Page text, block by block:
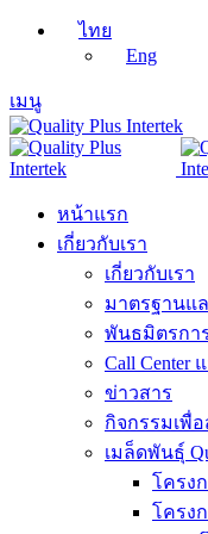
ไทย
Eng
เมนู
หน้าแรก
เกี่ยวกับเรา
เกี่ยวกับเรา
มาตรฐานแ
พันธมิตรกา
Call Center
ข่าวสาร
กิจกรรมเพื่
เมล็ดพันธุ์
โครง
โครง